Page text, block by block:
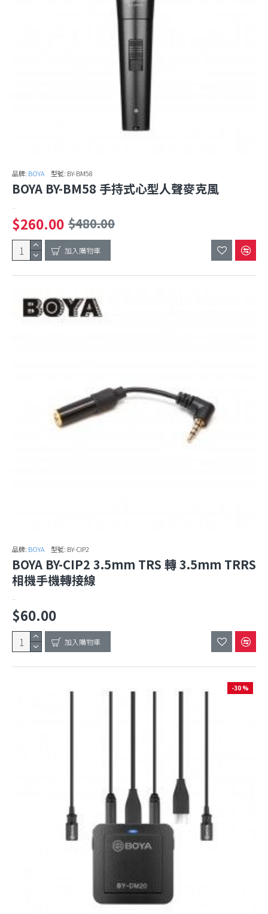
品牌: BOYA 型號: BY-BM58
BOYA BY-BM58 手持式心型人聲麥克風
..
$260.00 $480.00
加入購物車
品牌: BOYA 型號: BY-CIP2
BOYA BY-CIP2 3.5mm TRS 轉 3.5mm TRRS
相機手機轉接線
..
$60.00
加入購物車
-30 %